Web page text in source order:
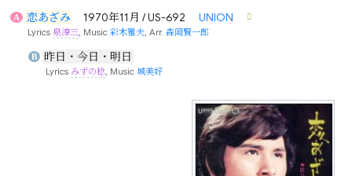
A 恋あざみ 1970年11月 / US-692 UNION
Lyrics泉淳三, Music彩木雅夫, Arr.森岡賢一郎
B 昨日・今日・明日
Lyrics みずの稔, Music 城美好